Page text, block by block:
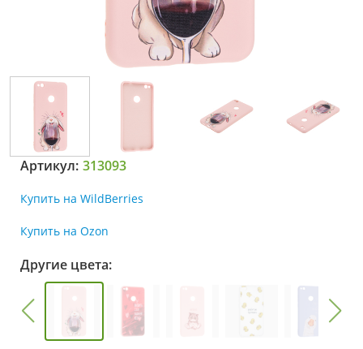
Артикул: 313093
Купить на WildBerries
Купить на Ozon
Другие цвета: